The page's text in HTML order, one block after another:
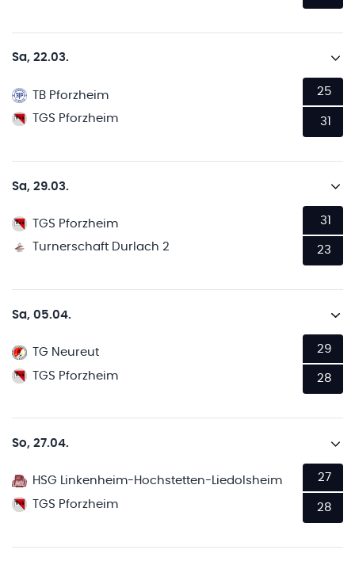
Sa, 22.03.
TB Pforzheim
TGS Pforzheim
25
31
Sa, 29.03.
TGS Pforzheim
Turnerschaft Durlach 2
31
23
Sa, 05.04.
TG Neureut
TGS Pforzheim
29
28
So, 27.04.
HSG Linkenheim-Hochstetten-Liedolsheim
TGS Pforzheim
27
28